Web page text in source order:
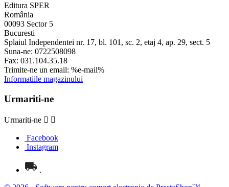
Editura SPER
România
00093 Sector 5
Bucuresti
Splaiul Independentei nr. 17, bl. 101, sc. 2, etaj 4, ap. 29, sect. 5
Suna-ne: 0722508098
Fax: 031.104.35.18
Trimite-ne un email: %e-mail%
Informatiile magazinului
Urmariti-ne
Urmariti-ne  
Facebook
Instagram
.